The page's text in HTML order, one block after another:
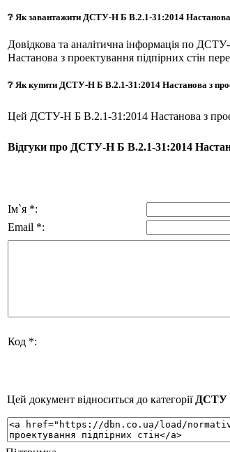
❔ Як завантажити ДСТУ-Н Б В.2.1-31:2014 Настанова
Довідкова та аналітична інформація по
Настанова з проектування підпірних стін
❔ Як купити ДСТУ-Н Б В.2.1-31:2014 Настанова з
Цей ДСТУ-Н Б В.2.1-31:2014 Настанова з
Відгуки про ДСТУ-Н Б В.2.1-31:2014
Ім`я *:
Email *:
Код *:
Цей документ відноситься до категорії ДСТУ